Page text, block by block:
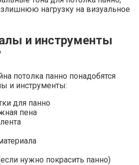
нагрузку на визуальное
и инструменты
потолка панно понадобятся
и инструменты:
для панно
пена
нужно покрасить панно)